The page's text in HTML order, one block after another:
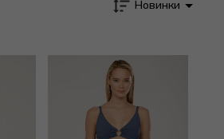
Новинки